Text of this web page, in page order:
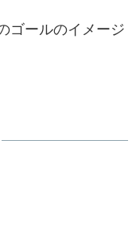
ゴールのイメージ